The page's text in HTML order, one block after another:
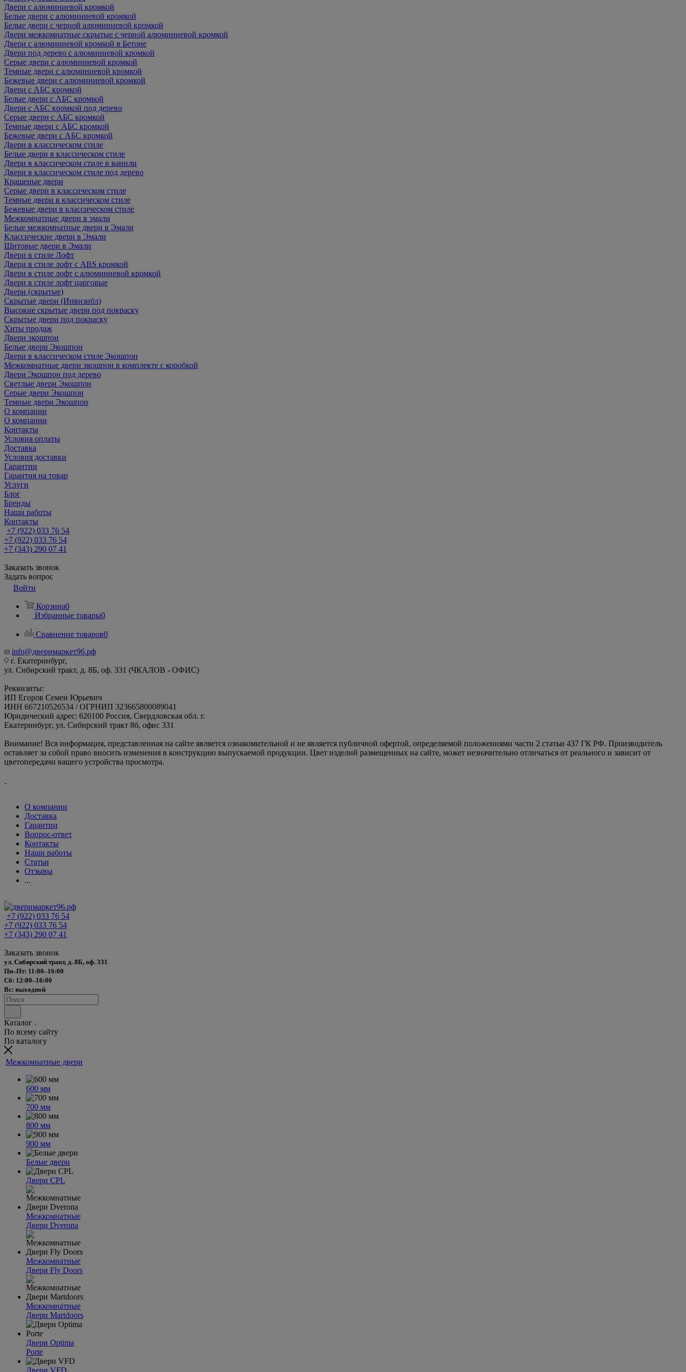
Двери с алюминиевой кромкой
Белые двери с алюминиевой кромкой
Белые двери с черной алюминиевой кромкой
Двери межкомнатные скрытые с черной алюминиевой кромкой
Двери с алюминиевой кромкой в Бетоне
Двери под дерево с алюминиевой кромкой
Серые двери с алюминиевой кромкой
Темные двери с алюминиевой кромкой
Бежевые двери с алюминиевой кромкой
Двери с АБС кромкой
Белые двери с АБС кромкой
Двери с АБС кромкой под дерево
Серые двери с АБС кромкой
Темные двери с АБС кромкой
Бежевые двери с АБС кромкой
Двери в классическом стиле
Белые двери в классическом стиле
Двери в классическом стиле в ванили
Двери в классическом стиле под дерево
Крашеные двери
Серые двери в классическом стиле
Темные двери в классическом стиле
Бежевые двери в классическом стиле
Межкомнатные двери в эмали
Белые межкомнатные двери в Эмали
Классические двери в Эмали
Щитовые двери в Эмали
Двери в стиле Лофт
Двери в стиле лофт с ABS кромкой
Двери в стиле лофт с алюминиевой кромкой
Двери в стиле лофт царговые
Двери (скрытые)
Скрытые двери (Инвизибл)
Высокие скрытые двери под покраску
Скрытые двери под покраску
Хиты продаж
Двери экошпон
Белые двери Экошпон
Двери в классическом стиле Экошпон
Межкомнатные двери экошпон в комплекте с коробкой
Двери Экошпон под дерево
Светлые двери Экошпон
Серые двери Экошпон
Темные двери Экошпон
О компании
О компании
Контакты
Условия оплаты
Доставка
Условия доставки
Гарантии
Гарантия на товар
Услуги
Блог
Бренды
Наши работы
Контакты
+7 (922) 033 76 54
+7 (922) 033 76 54
+7 (343) 290 07 41
Заказать звонок
Задать вопрос
Войти
Корзина0
Избранные товары0
Сравнение товаров0
info@дверимаркет96.рф
г. Екатеринбург,
ул. Сибирский тракт, д. 8Б, оф. 331 (ЧКАЛОВ - ОФИС)
Реквизиты:
ИП Егоров Семен Юрьевич
ИНН 667210526534 / ОГРНИП 323665800089041
Юридический адрес: 620100 Россия, Свердловская обл. г.
Екатеринбург, ул. Сибирский тракт 8б, офис 331
Внимание! Вся информация, представленная на сайте является ознакомительной и не является публичной офертой, определяемой положениями части 2 статьи 437 ГК РФ. Производитель
оставляет за собой право вносить изменения в конструкцию выпускаемой продукции. Цвет изделий размещенных на сайте, может незначительно отличаться от реального и зависит от
цветопередачи вашего устройства просмотра.
О компании
Доставка
Гарантии
Вопрос-ответ
Контакты
Наши работы
Статьи
Отзывы
...
+7 (922) 033 76 54
+7 (922) 033 76 54
+7 (343) 290 07 41
Заказать звонок
ул. Сибирский тракт, д. 8Б, оф. 331
Пн–Пт: 11:00–16:00
Сб: 12:00–16:00
Вс: выходной
Каталог
По всему сайту
По каталогу
Межкомнатные двери
600 мм
700 мм
800 мм
900 мм
Белые двери
Двери CPL
Межкомнатные
Двери Dverona
Межкомнатные
Двери Fly Doors
Межкомнатные
Двери Martdoors
Двери Optima
Porte
Двери VFD